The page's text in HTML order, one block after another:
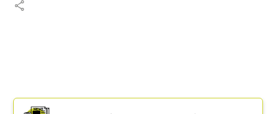
share